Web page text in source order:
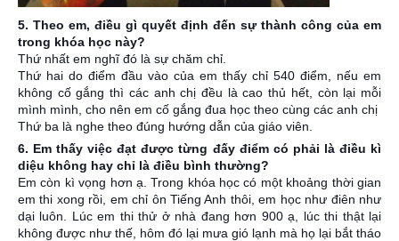
5. Theo em, điều gì quyết định đến sự thành công của em
trong khóa học này?
Thứ nhất em nghĩ đó là sự chăm chỉ.
Thứ hai do điểm đầu vào của em thấy chỉ 540 điểm, nếu em
không cố gắng thì các anh chị đều là cao thủ hết, còn lại mỗi
mình mình, cho nên em cố gắng đua học theo cùng các anh chị
Thứ ba là nghe theo đúng hướng dẫn của giáo viên.
6. Em thấy việc đạt được từng đấy điểm có phải là điều kì
diệu không hay chỉ là điều bình thường?
Em còn kì vọng hơn ạ. Trong khóa học có một khoảng thời gian
em thi xong rồi, em chỉ ôn Tiếng Anh thôi, em học như điên như
dại luôn. Lúc em thi thử ở nhà đang hơn 900 ạ, lúc thi thật lại
không được như thế, hôm đó lại mưa gió lạnh mà họ lại bắt tháo